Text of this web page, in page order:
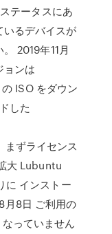
テータスにあ
いるデバイスが
2019年11月
ョンは
ISO をダウン
した
ずライセンス
大 Lubuntu
に インストー
月8日 ご利用の
っていません